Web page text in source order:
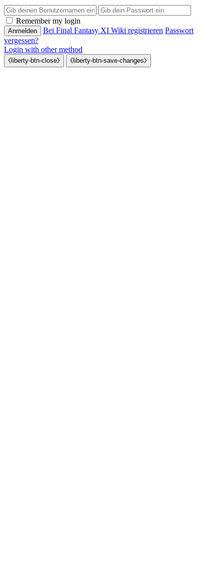
Passwort
Remember my login
Bei Final Fantasy XI Wiki registrieren Passwort
vergessen?
Login with other method
⧼liberty-btn-close⧽ ⧼liberty-btn-save-changes⧽